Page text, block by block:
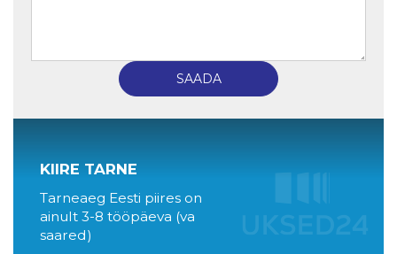
KIIRE TARNE
Tarneaeg Eesti piires on
ainult 3-8 tööpäeva (va
saared)